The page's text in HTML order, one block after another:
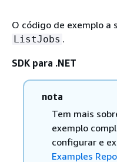
O código de exemplo a
ListJobs .
SDK para .NET
nota
Tem mais
exemplo
configurar e
Examples